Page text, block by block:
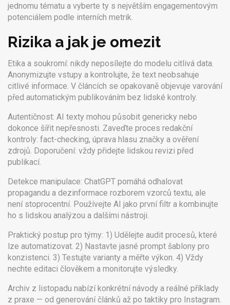
jednomu tématu a vyberte ty s největším engagementovým
potenciálem podle interních metrik.
Rizika a jak je omezit
Etika a soukromí: nikdy neposílejte do modelu citlivá data.
Anonymizujte vstupy a kontrolujte, že text neobsahuje
citlivé informace. V článcích se opakovaně objevuje varování
před automatickým publikováním bez lidské kontroly.
Autentičnost: AI texty mohou působit genericky nebo
dokonce šířit nepřesnosti. Zaveďte proces redakční
kontroly: fact-checking, úprava hlasu značky a ověření
zdrojů. Doporučení: vždy přidejte lidskou revizi před
publikací.
Detekce manipulace: ChatGPT pomáhá odhalovat
propagandu a dezinformace rozborem vzorců textu, ale
není stoprocentní. Používejte AI jako první filtr a kombinujte
ho s lidskou analýzou a dalšími nástroji.
Praktický postup pro týmy: 1) Udělejte audit procesů, které
lze automatizovat. 2) Nastavte jasné prompt šablony pro
konzistenci. 3) Testujte varianty a měřte výkon. 4) Vždy
nechte editaci člověkem a monitorujte výsledky.
Archiv z listopadu nabízí konkrétní návody a reálné příklady
z praxe — od generování článků až po taktiky pro Instagram.